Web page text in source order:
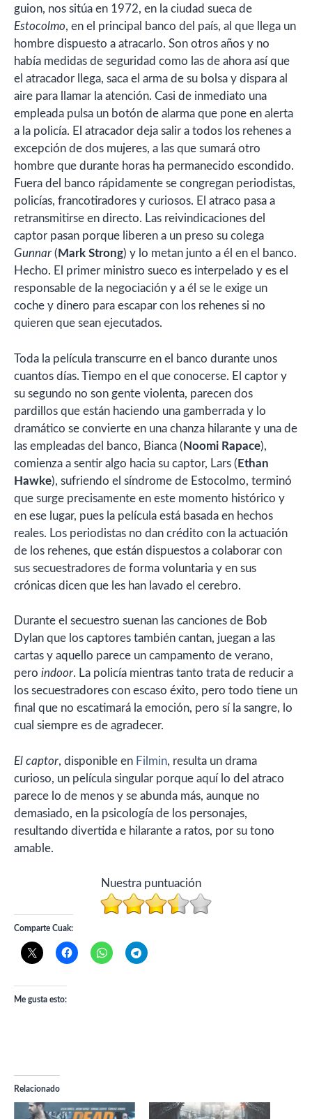
guion, nos sitúa en 1972, en la ciudad sueca de
Estocolmo, en el principal banco del país, al que llega un
hombre dispuesto a atracarlo. Son otros años y no
había medidas de seguridad como las de ahora así que
el atracador llega, saca el arma de su bolsa y dispara al
aire para llamar la atención. Casi de inmediato una
empleada pulsa un botón de alarma que pone en alerta
a la policía. El atracador deja salir a todos los rehenes a
excepción de dos mujeres, a las que sumará otro
hombre que durante horas ha permanecido escondido.
Fuera del banco rápidamente se congregan periodistas,
policías, francotiradores y curiosos. El atraco pasa a
retransmitirse en directo. Las reivindicaciones del
captor pasan porque liberen a un preso su colega
Gunnar ( Mark Strong) y lo metan junto a él en el banco.
Hecho. El primer ministro sueco es interpelado y es el
responsable de la negociación y a él se le exige un
coche y dinero para escapar con los rehenes si no
quieren que sean ejecutados.
Toda la película transcurre en el banco durante unos
cuantos días. Tiempo en el que conocerse. El captor y
su segundo no son gente violenta, parecen dos
pardillos que están haciendo una gamberrada y lo
dramático se convierte en una chanza hilarante y una de
las empleadas del banco, Bianca ( Noomi Rapace),
comienza a sentir algo hacia su captor, Lars ( Ethan
Hawke), sufriendo el síndrome de Estocolmo, terminó
que surge precisamente en este momento histórico y
en ese lugar, pues la película está basada en hechos
reales. Los periodistas no dan crédito con la actuación
de los rehenes, que están dispuestos a colaborar con
sus secuestradores de forma voluntaria y en sus
crónicas dicen que les han lavado el cerebro.
Durante el secuestro suenan las canciones de Bob
Dylan que los captores también cantan, juegan a las
cartas y aquello parece un campamento de verano,
pero indoor. La policía mientras tanto trata de reducir a
los secuestradores con escaso éxito, pero todo tiene un
final que no escatimará la emoción, pero sí la sangre, lo
cual siempre es de agradecer.
El captor, disponible en Filmin, resulta un drama
curioso, un película singular porque aquí lo del atraco
parece lo de menos y se abunda más, aunque no
demasiado, en la psicología de los personajes,
resultando divertida e hilarante a ratos, por su tono
amable.
Nuestra puntuación
Comparte Cuak:
Me gusta esto:
Relacionado